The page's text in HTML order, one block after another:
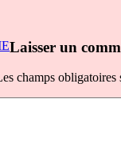
Laisser un
champs obligatoires